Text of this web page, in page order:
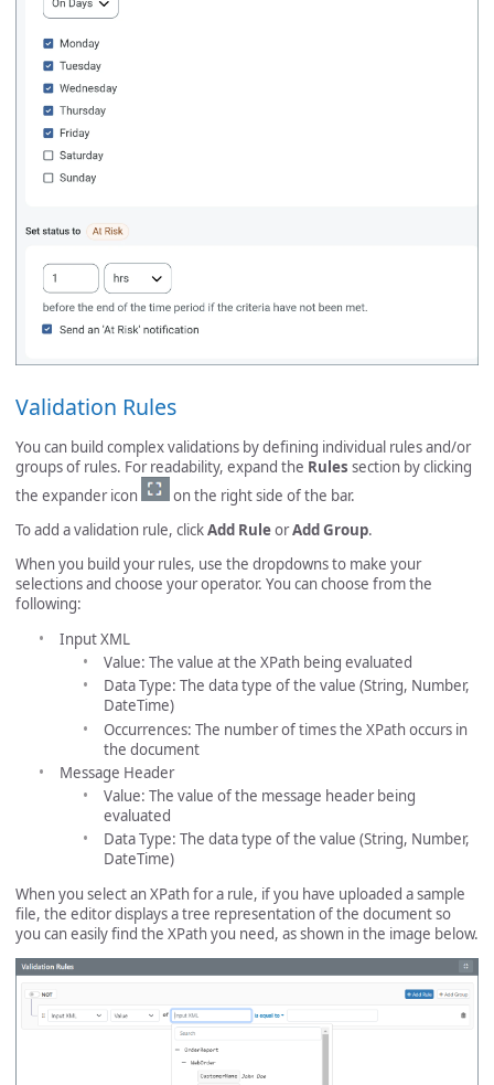
Validation Rules
You can build complex validations by defining individual rules and/or
groups of rules. For readability, expand the Rules section by clicking
the expander icon
on the right side of the bar.
To add a validation rule, clickAdd RuleorAdd Group.
When you build your rules, use the dropdowns to make your
selections and choose your operator. You can choose from the
following:
Input XML
Value: The value at the XPath being evaluated
Data Type: The data type of the value (String, Number,
DateTime)
Occurrences: The number of times the XPath occurs in
the document
Message Header
Value: The value of the message header being
evaluated
Data Type: The data type of the value (String, Number,
DateTime)
When you select an XPath for a rule, if you have uploaded a sample
file, the editor displays a tree representation of the document so
you can easily find the XPath you need, as shown in the image below.